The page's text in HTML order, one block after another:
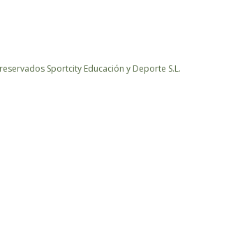
Sportcity Educación y Deporte S.L.